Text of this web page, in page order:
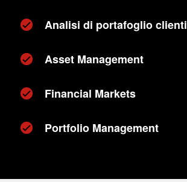
Analisi di portafoglio clienti
Asset Management
Financial Markets
Portfolio Management